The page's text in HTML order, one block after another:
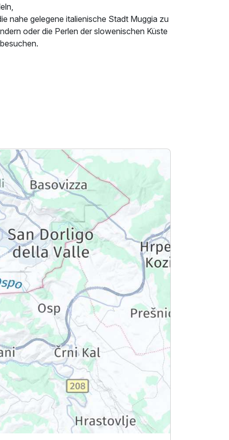
nahe gelegene italienische Stadt Muggia zu
oder die Perlen der slowenischen Küste